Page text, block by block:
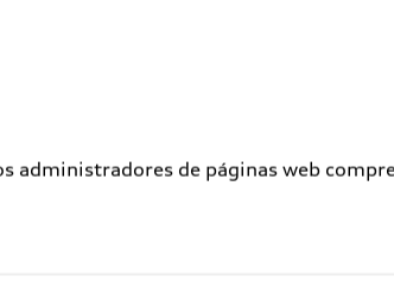
administradores de páginas web